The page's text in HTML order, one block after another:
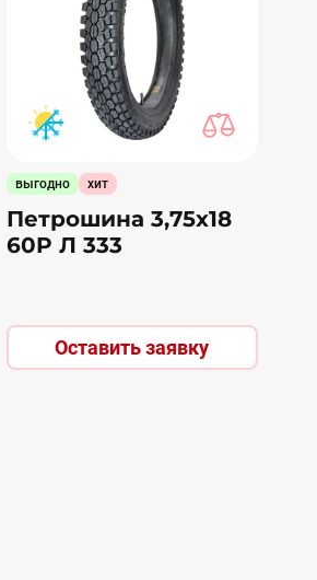
выгодно хит
Петрошина 3,75х18
60P Л 333
Оставить заявку